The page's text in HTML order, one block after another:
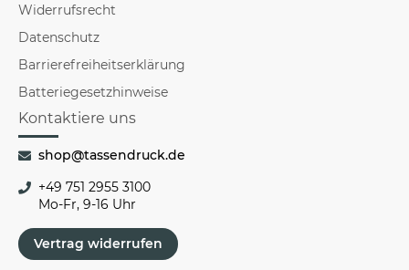
Widerrufsrecht
Datenschutz
Barrierefreiheitserklärung
Batteriegesetzhinweise
Kontaktiere uns
shop@tassendruck.de
+49 751 2955 3100
Mo-Fr, 9-16 Uhr
Vertrag widerrufen